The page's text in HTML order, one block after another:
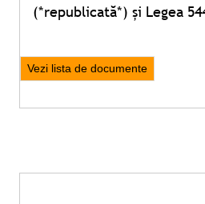
(*republicată*) și Legea
Vezi lista de documente